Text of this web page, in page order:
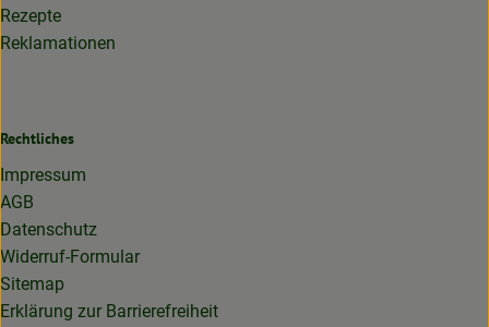
Rezepte
Reklamationen
Rechtliches
Impressum
AGB
Datenschutz
Widerruf-Formular
Sitemap
Erklärung zur Barrierefreiheit